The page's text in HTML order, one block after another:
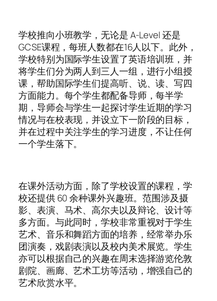
学校推向小班教学，无论是 A-Level 还是
GCSE课程，每班人数都在16人以下。此外，
学校特别为国际学生设置了英语培训班，并
将学生们分为两人到三人一组，进行小组授
课，帮助国际学生们提高听、说、读、写四
方面能力。每个学生都配备导师，每半学
期，导师会与学生一起探讨学生近期的学习
情况与在校表现，并设立下一阶段的目标，
并在过程中关注学生的学习进度，不让任何
一个学生落下。
在课外活动方面，除了学校设置的课程，学
校还提供 60 余种课外兴趣班。范围涉及摄
影、表演、马术、高尔夫以及辩论、设计等
多方面。与此同时，学校非常重视对于学生
艺术、音乐和舞蹈方面的培养，经常举办乐
团演奏，戏剧表演以及校内美术展览。学生
亦可以根据自己的兴趣在周末选择游览伦敦
剧院、画廊、艺术工坊等活动，增强自己的
艺术欣赏水平。